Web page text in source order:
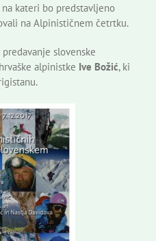
kateri bo predstavljeno
na Alpinističnem četrtku.
predavanje slovenske
alpinistke Ive Božić, ki